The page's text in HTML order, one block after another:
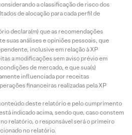
a classificação de risco dos
de alocação para cada perfil de
declara(m) que as recomendações
suas análises e opiniões pessoais, que
inclusive em relação à XP
a modificações sem aviso prévio em
de mercado, e que sua(s)
influenciada por receitas
financeiras realizadas pela XP
deste relatório e pelo cumprimento
indicado acima, sendo que, caso constem
relatório, o responsável será o primeiro
no relatório.